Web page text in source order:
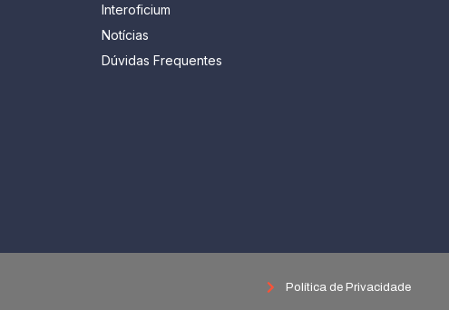
Interoficium
Notícias
Dúvidas Frequentes
Política de Privacidade